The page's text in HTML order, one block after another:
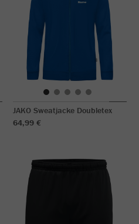
JAKO Sweatjacke Doubletex
64,99 €